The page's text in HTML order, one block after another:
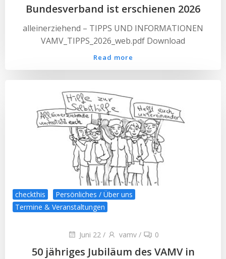
Bundesverband ist erschienen 2026
alleinerziehend – TIPPS UND INFORMATIONEN
VAMV_TIPPS_2026_web.pdf Download
Read more
checkthis
Persönliches / Über uns
Termine & Veranstaltungen
Juni 22 / vamv / 0
50 jähriges Jubiläum des VAMV in